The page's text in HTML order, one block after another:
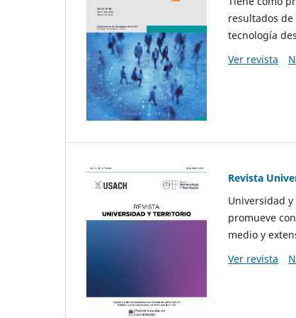
resultados
tecnología
Ver revista
Revista
Universidad
promueve
medio y
Ver revista